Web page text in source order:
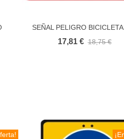
Añadir al carrito
SEÑAL PELIGRO
CALZADA
17,81 € 18,75 €